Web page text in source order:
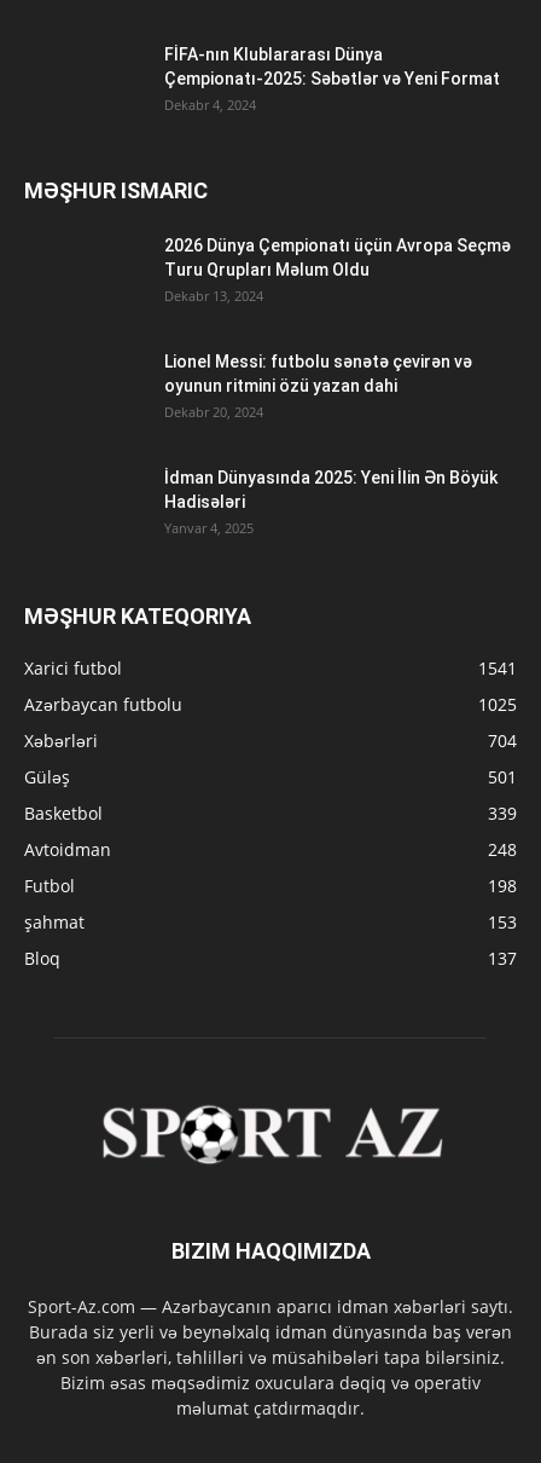
FİFA-nın Klublararası Dünya
Çempionatı-2025: Səbətlər və Yeni Format
Dekabr 4, 2024
MƏŞHUR ISMARIC
2026 Dünya Çempionatı üçün Avropa Seçmə
Turu Qrupları Məlum Oldu
Dekabr 13, 2024
Lionel Messi: futbolu sənətə çevirən və
oyunun ritmini özü yazan dahi
Dekabr 20, 2024
İdman Dünyasında 2025: Yeni İlin Ən Böyük
Hadisələri
Yanvar 4, 2025
MƏŞHUR KATEQORIYA
Xarici futbol
1541
Azərbaycan futbolu
1025
Xəbərləri
704
Güləş
501
Basketbol
339
Avtoidman
248
Futbol
198
şahmat
153
Bloq
137
BIZIM HAQQIMIZDA
Sport-Az.com — Azərbaycanın aparıcı idman xəbərləri saytı.
Burada siz yerli və beynəlxalq idman dünyasında baş verən
ən son xəbərləri, təhlilləri və müsahibələri tapa bilərsiniz.
Bizim əsas məqsədimiz oxuculara dəqiq və operativ
məlumat çatdırmaqdır.